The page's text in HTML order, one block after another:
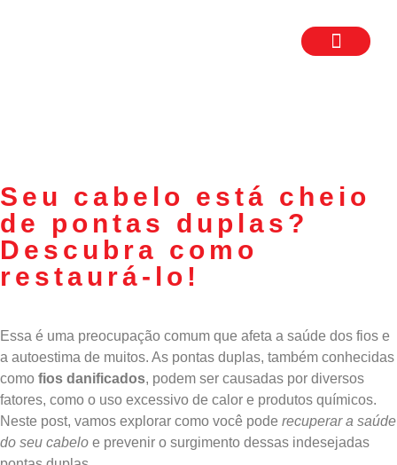
Seu cabelo está cheio
de pontas duplas?
Descubra como
restaurá-lo!
Essa é uma preocupação comum que afeta a saúde dos fios e
a autoestima de muitos. As pontas duplas, também conhecidas
como fios danificados, podem ser causadas por diversos
fatores, como o uso excessivo de calor e produtos químicos.
Neste post, vamos explorar como você pode recuperar a saúde
do seu cabelo e prevenir o surgimento dessas indesejadas